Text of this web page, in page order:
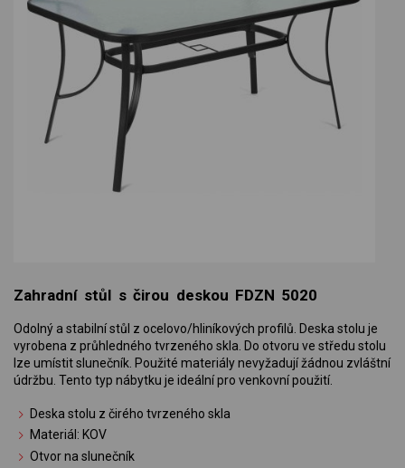
Zahradní stůl s čirou deskou FDZN 5020
Odolný a stabilní stůl z ocelovo/hliníkových profilů. Deska stolu je
vyrobena z průhledného tvrzeného skla. Do otvoru ve středu stolu
lze umístit slunečník. Použité materiály nevyžadují žádnou zvláštní
údržbu. Tento typ nábytku je ideální pro venkovní použití.
Deska stolu z čirého tvrzeného skla
Materiál: KOV
Otvor na slunečník